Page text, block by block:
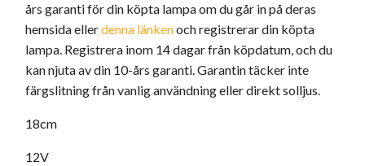
års garanti för din köpta lampa om du går in på deras
hemsida ellerdenna länkenoch registrerar din köpta
lampa. Registrera inom 14 dagar från köpdatum, och du
kan njuta av din 10-års garanti. Garantin täcker inte
färgslitning från vanlig användning eller direkt solljus.
18cm
12V